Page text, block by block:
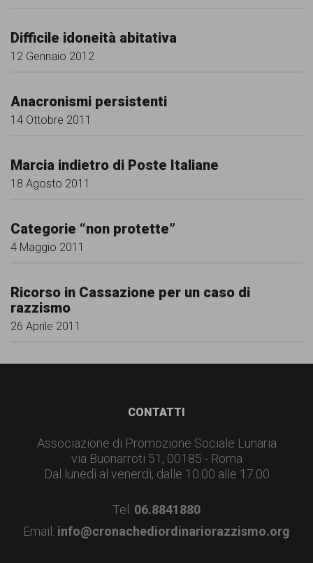
Difficile idoneità abitativa
12 Gennaio 2012
Anacronismi persistenti
14 Ottobre 2011
Marcia indietro di Poste Italiane
18 Agosto 2011
Categorie “non protette”
4 Maggio 2011
Ricorso in Cassazione per un caso di
razzismo
26 Aprile 2011
CONTATTI
Associazione di Promozione Sociale Lunaria
via Buonarroti 51, 00185 - Roma
Dal lunedì al venerdì, dalle 10.00 alle 17.00
Tel. 06.8841880
Email: info@cronachediordinariorazzismo.org